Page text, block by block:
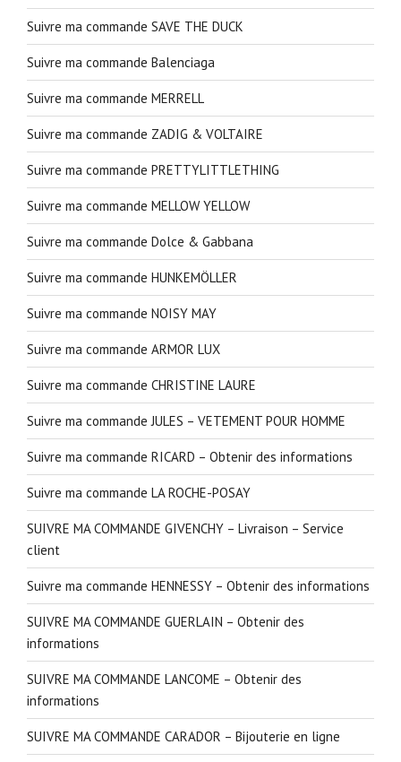
Suivre ma commande SAVE THE DUCK
Suivre ma commande Balenciaga
Suivre ma commande MERRELL
Suivre ma commande ZADIG & VOLTAIRE
Suivre ma commande PRETTYLITTLETHING
Suivre ma commande MELLOW YELLOW
Suivre ma commande Dolce & Gabbana
Suivre ma commande HUNKEMÖLLER
Suivre ma commande NOISY MAY
Suivre ma commande ARMOR LUX
Suivre ma commande CHRISTINE LAURE
Suivre ma commande JULES – VETEMENT POUR HOMME
Suivre ma commande RICARD – Obtenir des informations
Suivre ma commande LA ROCHE-POSAY
SUIVRE MA COMMANDE GIVENCHY – Livraison – Service
client
Suivre ma commande HENNESSY – Obtenir des informations
SUIVRE MA COMMANDE GUERLAIN – Obtenir des
informations
SUIVRE MA COMMANDE LANCOME – Obtenir des
informations
SUIVRE MA COMMANDE CARADOR – Bijouterie en ligne